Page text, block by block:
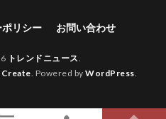
リシー お問い合わせ
トレンドニュース.
. Powered byWordPress.